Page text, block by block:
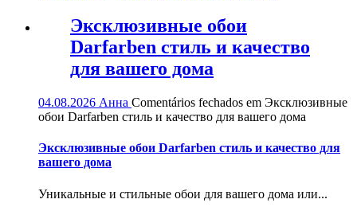
Эксклюзивные обои
Darfarben стиль и качество
для вашего дома
04.08.2026 Анна Comentários fechados em Эксклюзивные
обои Darfarben стиль и качество для вашего дома
Эксклюзивные обои Darfarben стиль и качество для
вашего дома
Уникальные и стильные обои для вашего дома или...